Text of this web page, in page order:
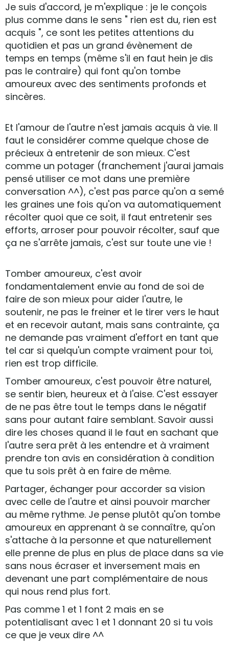
Je suis d'accord, je m'explique : je le conçois
plus comme dans le sens " rien est du, rien est
acquis ", ce sont les petites attentions du
quotidien et pas un grand évènement de
temps en temps (même s'il en faut hein je dis
pas le contraire) qui font qu'on tombe
amoureux avec des sentiments profonds et
sincères.
Et l'amour de l'autre n'est jamais acquis à vie. Il
faut le considérer comme quelque chose de
précieux à entretenir de son mieux. C'est
comme un potager (franchement j'aurai jamais
pensé utiliser ce mot dans une première
conversation ^^), c'est pas parce qu'on a semé
les graines une fois qu'on va automatiquement
récolter quoi que ce soit, il faut entretenir ses
efforts, arroser pour pouvoir récolter, sauf que
ça ne s'arrête jamais, c'est sur toute une vie !
Tomber amoureux, c'est avoir
fondamentalement envie au fond de soi de
faire de son mieux pour aider l'autre, le
soutenir, ne pas le freiner et le tirer vers le haut
et en recevoir autant, mais sans contrainte, ça
ne demande pas vraiment d'effort en tant que
tel car si quelqu'un compte vraiment pour toi,
rien est trop difficile.
Tomber amoureux, c'est pouvoir être naturel,
se sentir bien, heureux et à l'aise. C'est essayer
de ne pas être tout le temps dans le négatif
sans pour autant faire semblant. Savoir aussi
dire les choses quand il le faut en sachant que
l'autre sera prêt à les entendre et à vraiment
prendre ton avis en considération à condition
que tu sois prêt à en faire de même.
Partager, échanger pour accorder sa vision
avec celle de l'autre et ainsi pouvoir marcher
au même rythme. Je pense plutôt qu'on tombe
amoureux en apprenant à se connaître, qu'on
s'attache à la personne et que naturellement
elle prenne de plus en plus de place dans sa vie
sans nous écraser et inversement mais en
devenant une part complémentaire de nous
qui nous rend plus fort.
Pas comme 1 et 1 font 2 mais en se
potentialisant avec 1 et 1 donnant 20 si tu vois
ce que je veux dire ^^